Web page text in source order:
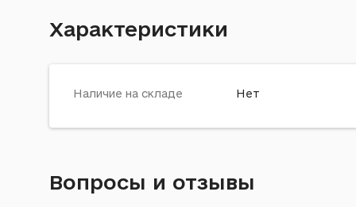
Характеристики
Наличие на складе Нет
Вопросы и отзывы